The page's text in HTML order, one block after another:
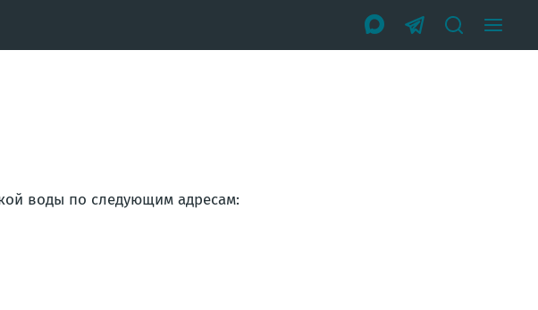
воды по следующим адресам: